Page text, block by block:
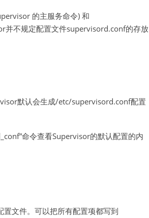
的主服务命令) 和
并不规定配置文件supervisord.conf的存放
默认会生成/etc/supervisord.conf配置
命令查看Supervisor的默认配置的内
文件。可以把所有配置项都写到